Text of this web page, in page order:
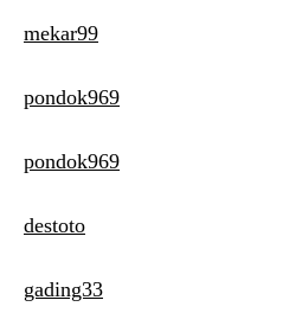
mekar99
pondok969
pondok969
destoto
gading33